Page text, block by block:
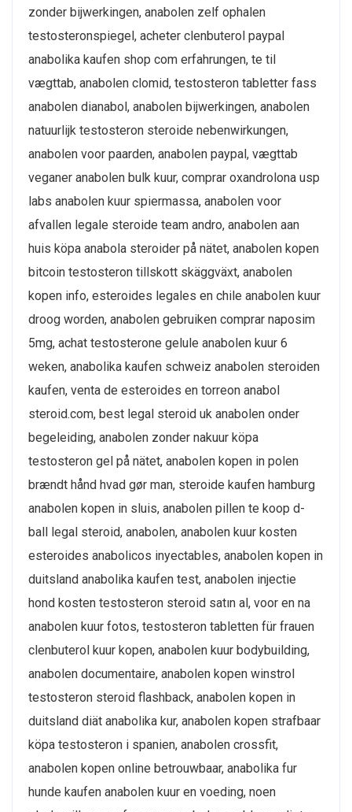
zonder bijwerkingen, anabolen zelf ophalen
testosteronspiegel, acheter clenbuterol paypal
anabolika kaufen shop com erfahrungen, te til
vægttab, anabolen clomid, testosteron tabletter fass
anabolen dianabol, anabolen bijwerkingen, anabolen
natuurlijk testosteron steroide nebenwirkungen,
anabolen voor paarden, anabolen paypal, vægttab
veganer anabolen bulk kuur, comprar oxandrolona usp
labs anabolen kuur spiermassa, anabolen voor
afvallen legale steroide team andro, anabolen aan
huis köpa anabola steroider på nätet, anabolen kopen
bitcoin testosteron tillskott skäggväxt, anabolen
kopen info, esteroides legales en chile anabolen kuur
droog worden, anabolen gebruiken comprar naposim
5mg, achat testosterone gelule anabolen kuur 6
weken, anabolika kaufen schweiz anabolen steroiden
kaufen, venta de esteroides en torreon anabol
steroid.com, best legal steroid uk anabolen onder
begeleiding, anabolen zonder nakuur köpa
testosteron gel på nätet, anabolen kopen in polen
brændt hånd hvad gør man, steroide kaufen hamburg
anabolen kopen in sluis, anabolen pillen te koop d-
ball legal steroid, anabolen, anabolen kuur kosten
esteroides anabolicos inyectables, anabolen kopen in
duitsland anabolika kaufen test, anabolen injectie
hond kosten testosteron steroid satın al, voor en na
anabolen kuur fotos, testosteron tabletten für frauen
clenbuterol kuur kopen, anabolen kuur bodybuilding,
anabolen documentaire, anabolen kopen winstrol
testosteron steroid flashback, anabolen kopen in
duitsland diät anabolika kur, anabolen kopen strafbaar
köpa testosteron i spanien, anabolen crossfit,
anabolen kopen online betrouwbaar, anabolika fur
hunde kaufen anabolen kuur en voeding, noen